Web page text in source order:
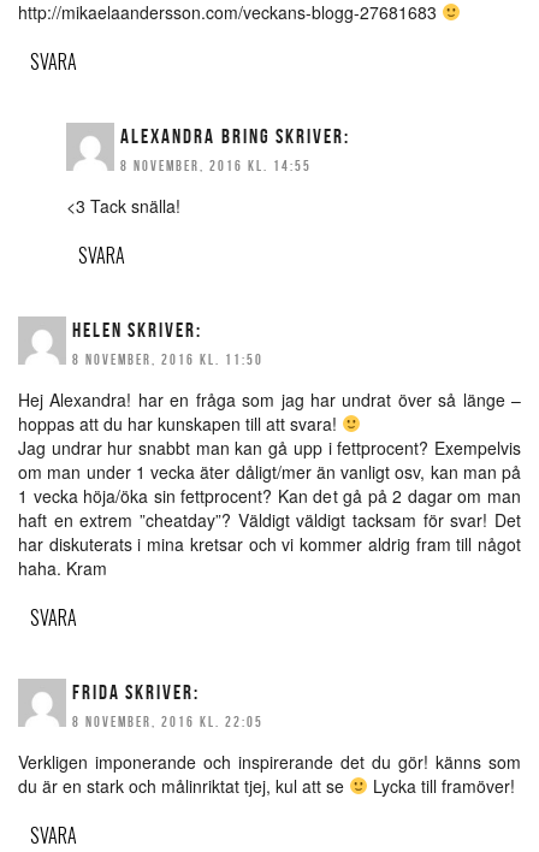
http://mikaelaandersson.com/veckans-blogg-27681683
SVARA
ALEXANDRA BRING SKRIVER:
8 NOVEMBER, 2016 KL. 14:55
<3 Tack snälla!
SVARA
HELEN SKRIVER:
8 NOVEMBER, 2016 KL. 11:50
Hej Alexandra! har en fråga som jag har undrat över så länge –
hoppas att du har kunskapen till att svara!
Jag undrar hur snabbt man kan gå upp i fettprocent? Exempelvis
om man under 1 vecka äter dåligt/mer än vanligt osv, kan man på
1 vecka höja/öka sin fettprocent? Kan det gå på 2 dagar om man
haft en extrem ”cheatday”? Väldigt väldigt tacksam för svar! Det
har diskuterats i mina kretsar och vi kommer aldrig fram till något
haha. Kram
SVARA
FRIDA SKRIVER:
8 NOVEMBER, 2016 KL. 22:05
Verkligen imponerande och inspirerande det du gör! känns som
du är en stark och målinriktat tjej, kul att se
Lycka till framöver!
SVARA